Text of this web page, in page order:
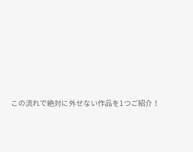
この流れで絶対に外せない作品を1つご紹介！